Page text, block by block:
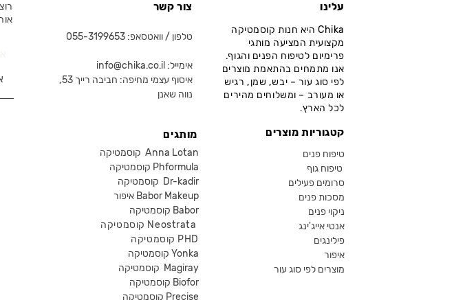
צור קשר
טלפון / וואטסאפ: 055-3199653
אימייל: info@chika.co.il
איסוף עצמי מחיפה: חביבה רייך 53,
נווה שאנן
מותגים
קוסמטיקה Anna Lotan
קוסמטיקה Phformula
קוסמטיקה Dr-kadir
איפור Babor Makeup
קוסמטיקה Babor
קוסמטיקה Neostrata
קוסמטיקה PHD
קוסמטיקה Yonka
Magiray
קוסמטיקה Biofor
קוסמטיקה Precise
עלינו
Chika היא חנות קוסמטיקה
מקצועית המציעה מותגי
פרימיום לטיפוח הפנים והגוף.
אנו מתמחים בהתאמת מוצרים
לפי סוג עור – יבש, שמן, רגיש
או מעורב – ומשלוחים מהירים
לכל הארץ.
קטגוריות מוצרים
טיפוח פנים
טיפוח גוף
סרומים פעילים
מסכות פנים
ניקוי פנים
אנטי אייג'ינג
פילינגים
איפור
מוצרים לפי סוג עור